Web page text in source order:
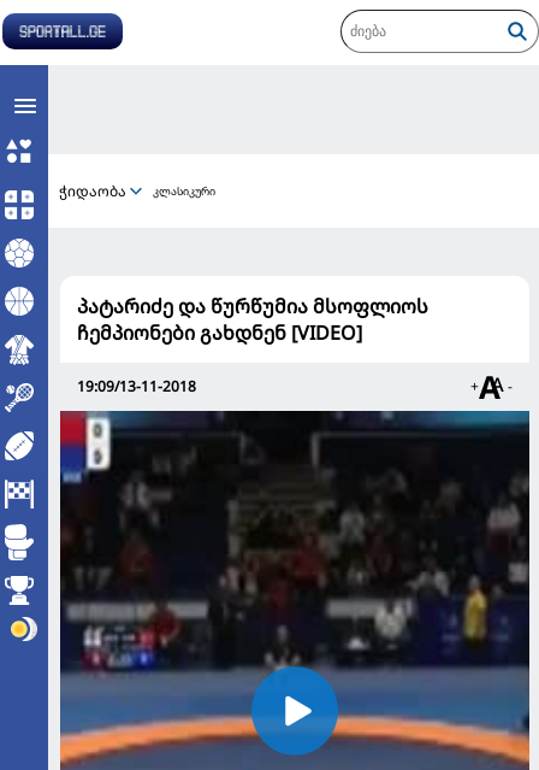
ჭიდაობა კლასიკური
პატარიძე და წურწუმია მსოფლიოს
ჩემპიონები გახდნენ [VIDEO]
19:09/13-11-2018 + -